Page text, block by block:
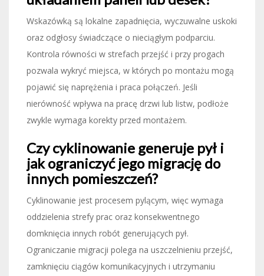
Wskazówką są lokalne zapadnięcia, wyczuwalne uskoki
oraz odgłosy świadczące o nieciągłym podparciu.
Kontrola równości w strefach przejść i przy progach
pozwala wykryć miejsca, w których po montażu mogą
pojawić się naprężenia i praca połączeń. Jeśli
nierówność wpływa na pracę drzwi lub listw, podłoże
zwykle wymaga korekty przed montażem.
Czy cyklinowanie generuje pył i
jak ograniczyć jego migrację do
innych pomieszczeń?
Cyklinowanie jest procesem pylącym, więc wymaga
oddzielenia strefy prac oraz konsekwentnego
domknięcia innych robót generujących pył.
Ograniczanie migracji polega na uszczelnieniu przejść,
zamknięciu ciągów komunikacyjnych i utrzymaniu